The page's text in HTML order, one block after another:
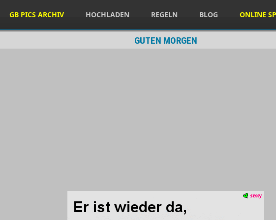
GB PICS ARCHIV HOCHLADEN REGELN BLOG ONLINE
GUTEN MORGEN